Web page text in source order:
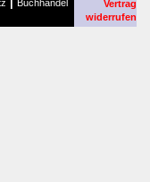
Buchhandel
Vertrag
widerrufen